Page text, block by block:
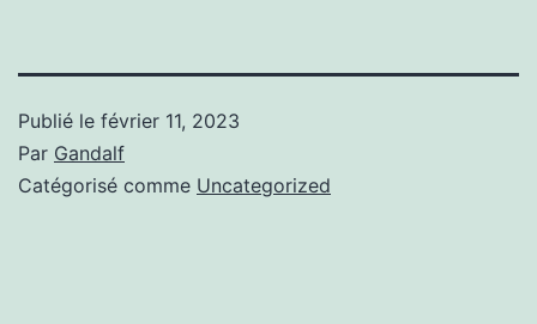
Publié le février 11, 2023
Par Gandalf
Catégorisé comme Uncategorized